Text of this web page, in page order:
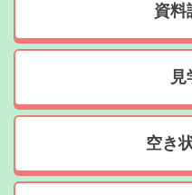
資料
空き